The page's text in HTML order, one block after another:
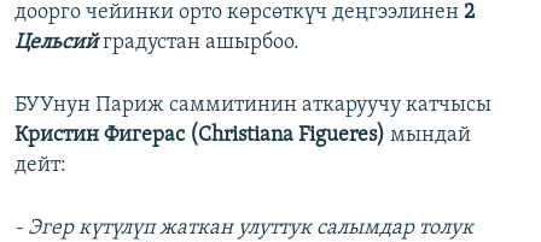
доорго чейинки орто көрсөткүч деңгээлинен 2
Цельсийградустан ашырбоо.
БУУнун Париж саммитинин аткаруучу катчысы
Кристин Фигерас (Christiana Figueres) мындай
дейт:
- Эгер күтүлүп жаткан улуттук салымдар толук